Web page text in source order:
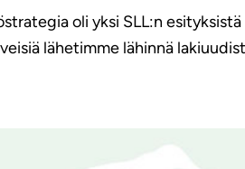
oli yksi SLL:n
lähetimme lähinnä